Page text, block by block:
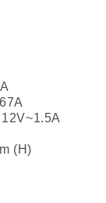
(H)